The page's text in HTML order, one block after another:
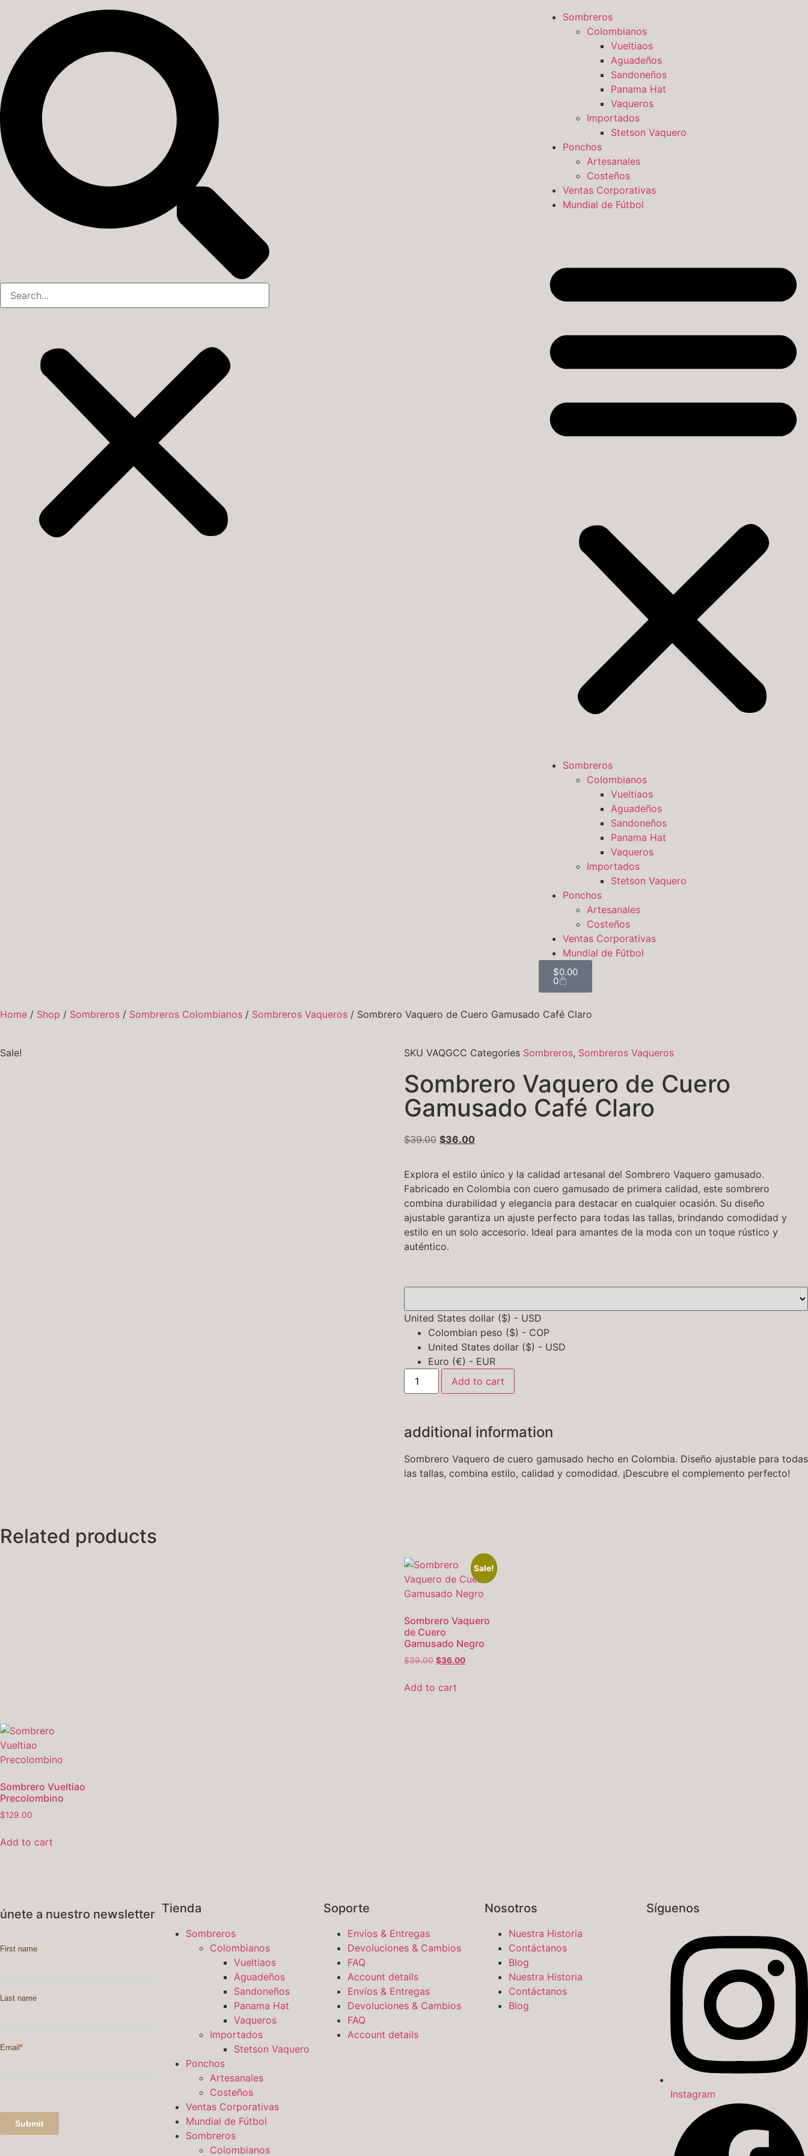
Sombreros
Colombianos
Vueltiaos
Aguadeños
Sandoneños
Panama Hat
Vaqueros
Importados
Stetson Vaquero
Ponchos
Artesanales
Costeños
Ventas Corporativas
Mundial de Fútbol
Sombreros
Colombianos
Vueltiaos
Aguadeños
Sandoneños
Panama Hat
Vaqueros
Importados
Stetson Vaquero
Ponchos
Artesanales
Costeños
Ventas Corporativas
Mundial de Fútbol
$0.00
0
Home / Shop / Sombreros / Sombreros Colombianos / Sombreros Vaqueros / Sombrero Vaquero de Cuero Gamusado Café Claro
Sale! SKU VAQGCC Categories Sombreros, Sombreros Vaqueros
Sombrero Vaquero de Cuero
Gamusado Café Claro
$39.00 $36.00
Explora el estilo único y la calidad artesanal del Sombrero Vaquero gamusado.
Fabricado en Colombia con cuero gamusado de primera calidad, este sombrero
combina durabilidad y elegancia para destacar en cualquier ocasión. Su diseño
ajustable garantiza un ajuste perfecto para todas las tallas, brindando comodidad y
estilo en un solo accesorio. Ideal para amantes de la moda con un toque rústico y
auténtico.
United States dollar ($) - USD
Colombian peso ($) - COP
United States dollar ($) - USD
Euro (€) - EUR
Add to cart
additional information
Sombrero Vaquero de cuero gamusado hecho en Colombia. Diseño ajustable para todas
las tallas, combina estilo, calidad y comodidad. ¡Descubre el complemento perfecto!
Related products
Sale!
Sombrero Vaquero
de Cuero
Gamusado Negro
$39.00 $36.00
Add to cart
Sombrero Vueltiao
Precolombino
$129.00
Add to cart
únete a nuestro newsletter Tienda
Sombreros
Colombianos
Vueltiaos
Aguadeños
Sandoneños
Panama Hat
Vaqueros
Importados
Stetson Vaquero
Ponchos
Artesanales
Costeños
Ventas Corporativas
Mundial de Fútbol
Sombreros
Colombianos
Soporte
Envíos & Entregas
Devoluciones & Cambios
FAQ
Account details
Envíos & Entregas
Devoluciones & Cambios
FAQ
Account details
Nosotros
Nuestra Historia
Contáctanos
Blog
Nuestra Historia
Contáctanos
Blog
Síguenos
Instagram